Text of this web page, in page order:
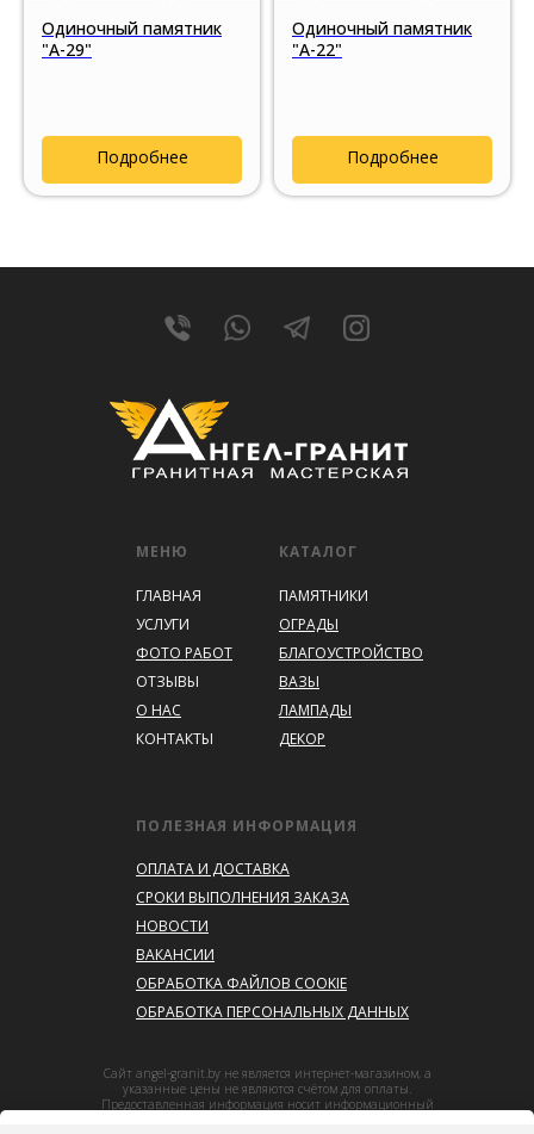
Одиночный памятник
"А-29"
Подробнее
Одиночный памятник
"А-22"
Подробнее
МЕНЮ
ГЛАВНАЯ
УСЛУГИ
ФОТО РАБОТ
ОТЗЫВЫ
О НАС
КОНТАКТЫ
КАТАЛОГ
ПАМЯТНИКИ
ОГРАДЫ
БЛАГОУСТРОЙСТВО
ВАЗЫ
ЛАМПАДЫ
ДЕКОР
ПОЛЕЗНАЯ ИНФОРМАЦИЯ
ОПЛАТА И ДОСТАВКА
СРОКИ ВЫПОЛНЕНИЯ ЗАКАЗА
НОВОСТИ
ВАКАНСИИ
ОБРАБОТКА ФАЙЛОВ COOKIE
ОБРАБОТКА ПЕРСОНАЛЬНЫХ ДАННЫХ
Сайт angel-granit.by не является интернет-магазином, а
указанные цены не являются счётом для оплаты.
Предоставленная информация носит информационный